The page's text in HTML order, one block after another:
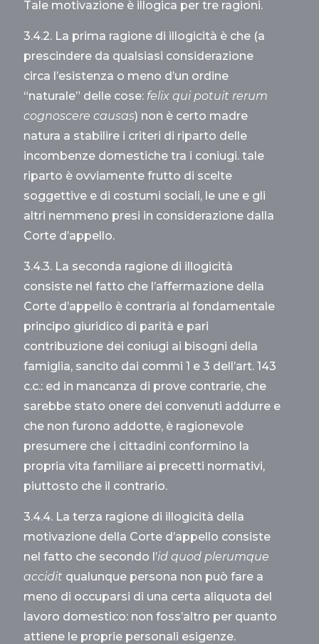
Tale motivazione è illogica per tre ragioni.
3.4.2. La prima ragione di illogicità è che (a
prescindere da qualsiasi considerazione
circa l’esistenza o meno d’un ordine
“naturale” delle cose: felix qui potuit rerum
cognoscere causas) non è certo madre
natura a stabilire i criteri di riparto delle
incombenze domestiche tra i coniugi. tale
riparto è ovviamente frutto di scelte
soggettive e di costumi sociali, le une e gli
altri nemmeno presi in considerazione dalla
Corte d’appello.
3.4.3. La seconda ragione di illogicità
consiste nel fatto che l’affermazione della
Corte d’appello è contraria al fondamentale
principo giuridico di parità e pari
contribuzione dei coniugi ai bisogni della
famiglia, sancito dai commi 1 e 3 dell’art. 143
c.c.: ed in mancanza di prove contrarie, che
sarebbe stato onere dei convenuti addurre e
che non furono addotte, è ragionevole
presumere che i cittadini conformino la
propria vita familiare ai precetti normativi,
piuttosto che il contrario.
3.4.4. La terza ragione di illogicità della
motivazione della Corte d’appello consiste
nel fatto che secondo l’id quod plerumque
accidit qualunque persona non può fare a
meno di occuparsi di una certa aliquota del
lavoro domestico: non foss’altro per quanto
attiene le proprie personali esigenze.